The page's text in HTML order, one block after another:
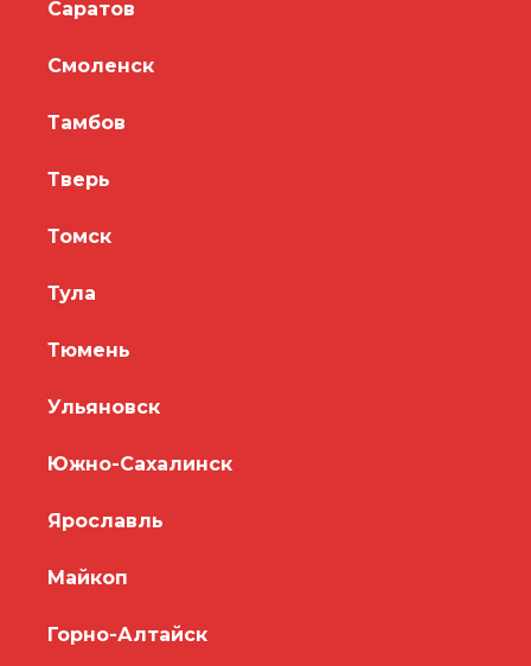
Саратов
Смоленск
Тамбов
Тверь
Томск
Тула
Тюмень
Ульяновск
Южно-Сахалинск
Ярославль
Майкоп
Горно-Алтайск